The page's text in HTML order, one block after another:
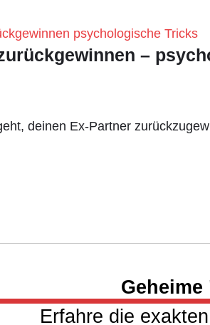
–
deinen Ex-Partner
Erfahre die